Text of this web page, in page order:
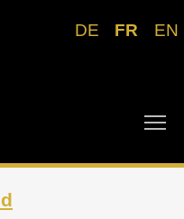
DE FR EN